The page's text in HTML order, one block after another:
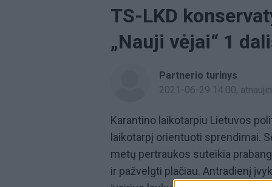
TS-LKD
„Nauji vėjai“ 1
Partnerio turinys
2021-06-29 14:00,
Karantino laikotarpiu Lietuvos
laikotarpį orientuoti sprendimai.
metų pertraukos suteikia
ir pažvelgti plačiau. Antradienį